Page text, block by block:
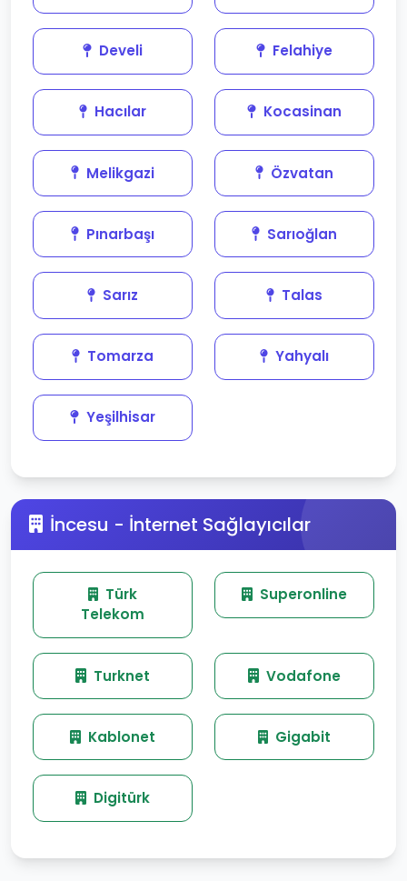
Develi Felahiye
Hacılar Kocasinan
Melikgazi Özvatan
Pınarbaşı Sarıoğlan
Sarız Talas
Tomarza Yahyalı
Yeşilhisar
İncesu - İnternet Sağlayıcılar
Türk
Telekom
Superonline
Turknet Vodafone
Kablonet Gigabit
Digitürk